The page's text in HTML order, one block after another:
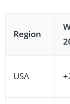
Region
USA